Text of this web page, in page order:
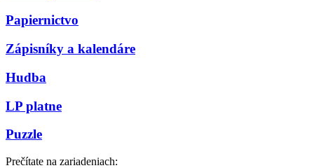
Papiernictvo
Zápisníky a kalendáre
Hudba
LP platne
Puzzle
Prečítate na zariadeniach: